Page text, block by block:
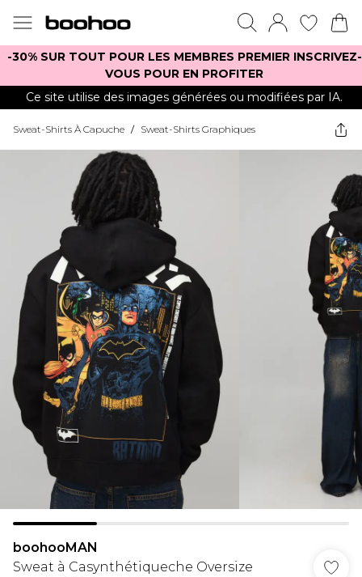
-30% SUR TOUT POUR LES MEMBRES PREMIER INSCRIVEZ-
VOUS POUR EN PROFITER
Ce site utilise des images générées ou modifiées par IA.
Sweat-Shirts À Capuche / Sweat-Shirts Graphiques
boohooMAN
Sweat à Casynthétiqueche Oversize